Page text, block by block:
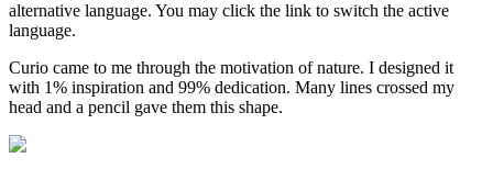
alternative language. You may click the link to switch the active
language.
Curio came to me through the motivation of nature. I designed it
with 1% inspiration and 99% dedication. Many lines crossed my
head and a pencil gave them this shape.